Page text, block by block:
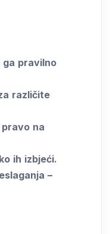
ga pravilno
različite
na
ih izbjeći.
–